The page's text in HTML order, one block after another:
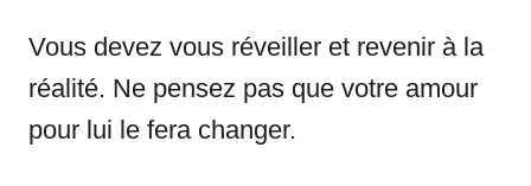
Vous devez vous réveiller et revenir à la
réalité. Ne pensez pas que votre amour
pour lui le fera changer.